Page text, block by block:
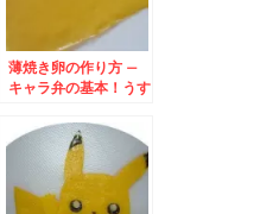
薄焼き卵の作り方 –
キャラ弁の基本！うす